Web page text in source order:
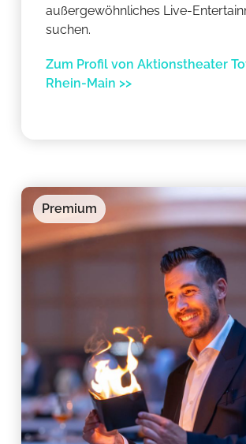
außergewöhnliches Live-
suchen.
Zum Profil von Aktionstheater
Rhein-Main >>
Premium